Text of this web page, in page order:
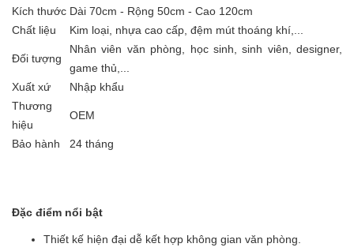
Kích thước Dài 70cm - Rộng 50cm - Cao 120cm
Chất liệu
Kim loại, nhựa cao cấp, đệm mút thoáng khí,...
Đối tượng
Nhân viên văn phòng, học sinh, sinh viên, designer,
game thủ,...
Xuất xứ
Nhập khẩu
Thương
hiệu
OEM
Bảo hành 24 tháng
Đặc điểm nổi bật
Thiết kế hiện đại dễ kết hợp không gian văn phòng.